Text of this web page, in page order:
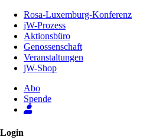
Inhalt
Seite
Rosa-Luxemburg-Konferenz
jW-Prozess
Aktionsbüro
Genossenschaft
Veranstaltungen
jW-Shop
Abo
Spende
Login